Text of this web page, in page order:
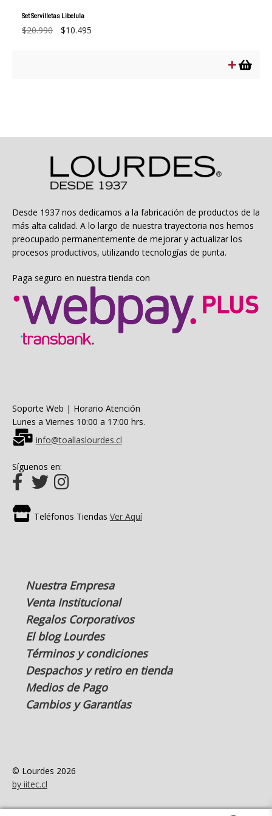
Set Servilletas Libelula
$20.990
El$10.495El
Desde 1937 nos dedicamos a la fabricación de productos de la
más alta calidad. A lo largo de nuestra trayectoria nos hemos
preocupado permanentemente de mejorar y actualizar los
procesos productivos, utilizando tecnologías de punta.
Paga seguro en nuestra tienda con
Soporte Web | Horario Atención
Lunes a Viernes 10:00 a 17:00 hrs.
info@toallaslourdes.cl
Síguenos en:
Teléfonos Tiendas Ver Aquí
Nuestra Empresa
Venta Institucional
Regalos Corporativos
El blog Lourdes
Términos y condiciones
Despachos y retiro en tienda
Medios de Pago
Cambios y Garantías
© Lourdes 2026
by iitec.cl